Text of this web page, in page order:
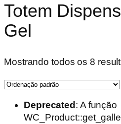
Totem
Gel
Mostrando todos os 8
Deprecated : A função